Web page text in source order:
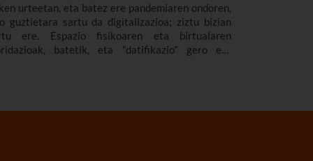
urteetan, eta batez ere pandemiaren ondoren,
guztietara sartu da digitalizazioa; ziztu bizian
ere. Espazio fisikoaren eta birtualaren
batetik, eta "datifikazio" gero eta